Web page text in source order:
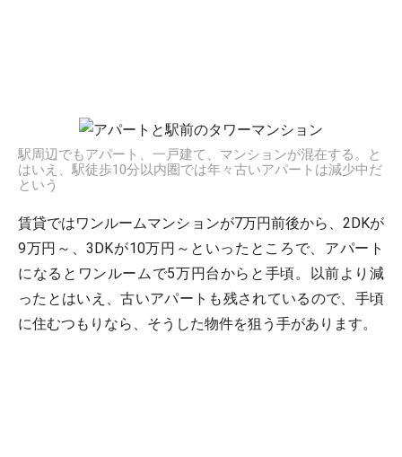
駅周辺でもアパート、一戸建て、マンションが混在する。と
はいえ、駅徒歩10分以内圏では年々古いアパートは減少中だ
という
賃貸ではワンルームマンションが7万円前後から、2DKが
9万円～、3DKが10万円～といったところで、アパート
になるとワンルームで5万円台からと手頃。以前より減
ったとはいえ、古いアパートも残されているので、手頃
に住むつもりなら、そうした物件を狙う手があります。